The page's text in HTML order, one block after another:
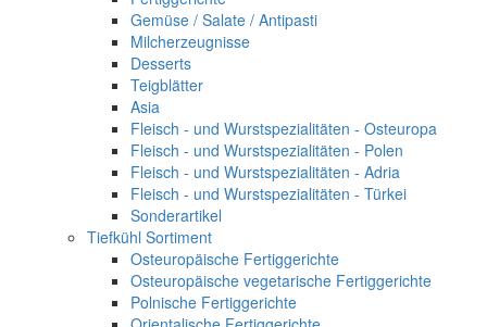
Gemüse / Salate / Antipasti
Milcherzeugnisse
Desserts
Teigblätter
Asia
Fleisch - und Wurstspezialitäten - Osteuropa
Fleisch - und Wurstspezialitäten - Polen
Fleisch - und Wurstspezialitäten - Adria
Fleisch - und Wurstspezialitäten - Türkei
Sonderartikel
Tiefkühl Sortiment
Osteuropäische Fertiggerichte
Osteuropäische vegetarische Fertiggerichte
Polnische Fertiggerichte